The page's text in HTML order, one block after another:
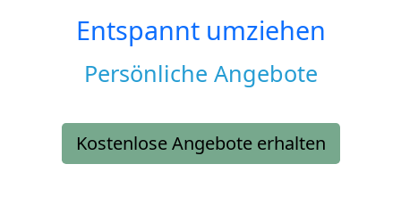
Entspannt umziehen
Persönliche Angebote
Kostenlose Angebote erhalten